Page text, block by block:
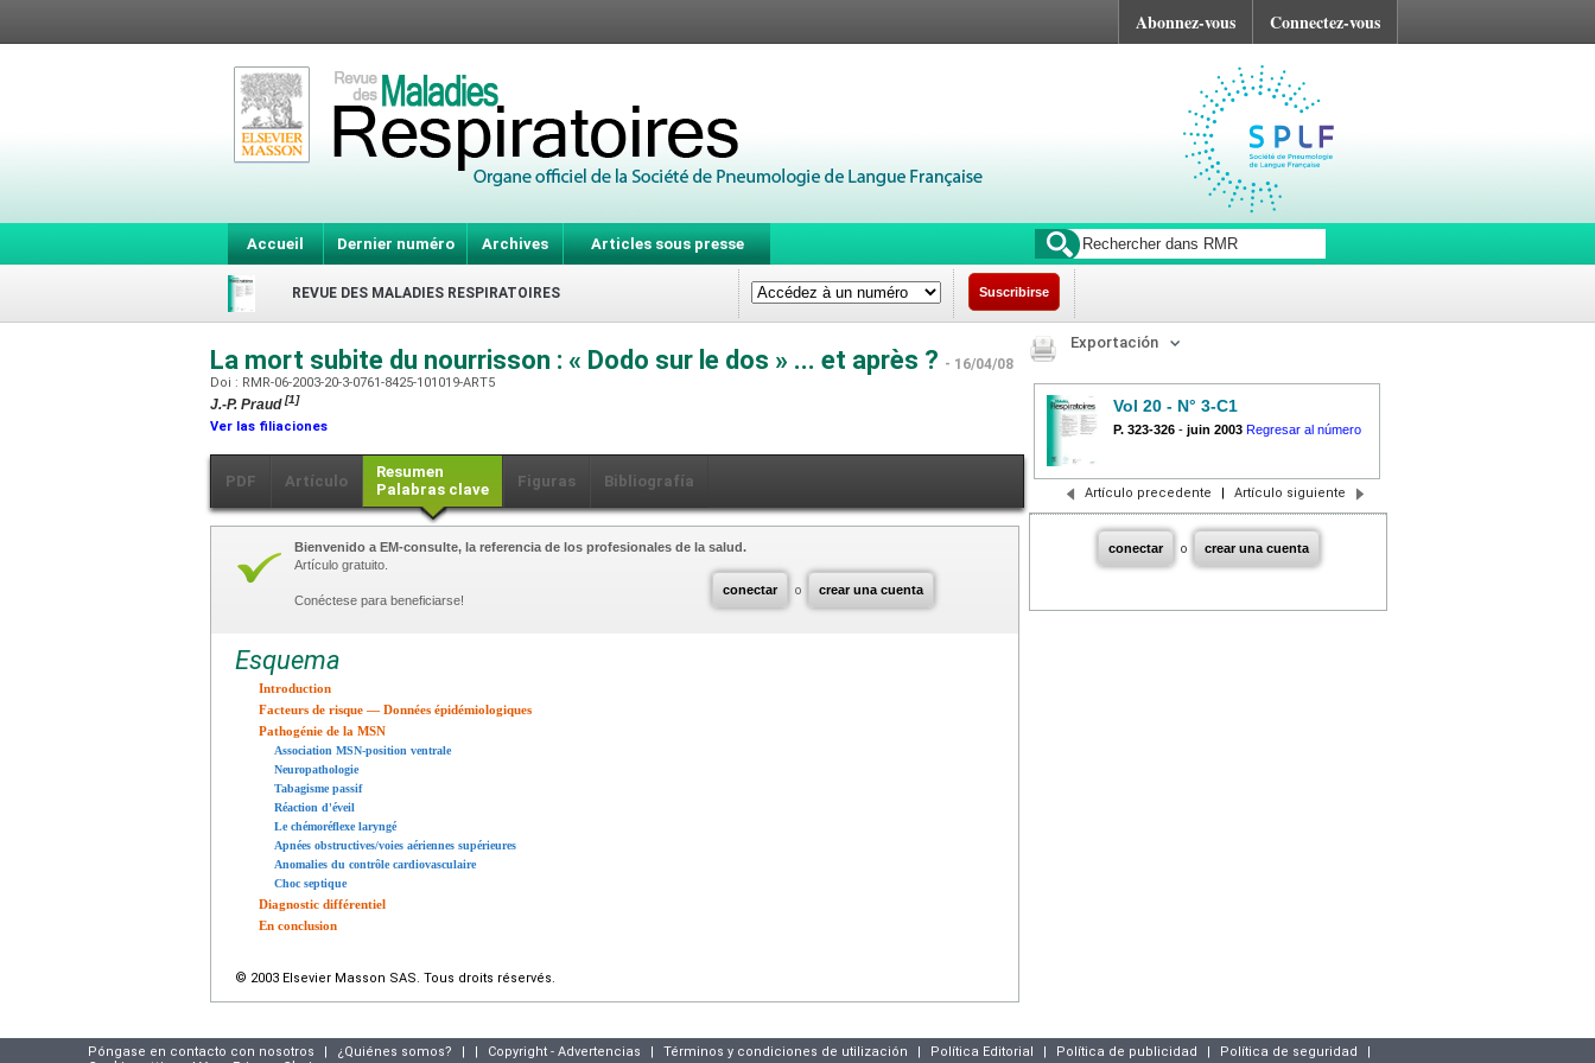
Abonnez-vous Connectez-vous
Accueil Dernier numéro Archives Articles sous presse
REVUE DES MALADIES RESPIRATOIRES Suscribirse
La mort subite du nourrisson : « Dodo sur le dos » ... et après ? - 16/04/08
Doi : RMR-06-2003-20-3-0761-8425-101019-ART5
J.-P. Praud[1]
Ver las filiaciones
PDF Artículo
Resumen
Palabras clave
Figuras Bibliografía
conectar o crear una cuenta
Bienvenido a EM-consulte, la referencia de los profesionales de la salud.
Artículo gratuito.
Conéctese para beneficiarse!
Esquema
Introduction
Facteurs de risque — Données épidémiologiques
Pathogénie de la MSN
Association MSN-position ventrale
Neuropathologie
Tabagisme passif
Réaction d'éveil
Le chémoréflexe laryngé
Apnées obstructives/voies aériennes supérieures
Anomalies du contrôle cardiovasculaire
Choc septique
Diagnostic différentiel
En conclusion
© 2003 Elsevier Masson SAS. Tous droits réservés.
Exportación
Vol 20 - N° 3-C1
P. 323-326 - juin 2003 Regresar al número
Artículo precedente | Artículo siguiente
conectar o crear una cuenta
Póngase en contacto con nosotros | ¿Quiénes somos? | | Copyright - Advertencias | Términos y condiciones de utilización | Política Editorial | Política de publicidad | Política de seguridad |